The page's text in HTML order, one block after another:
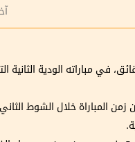
في مباراته الودية